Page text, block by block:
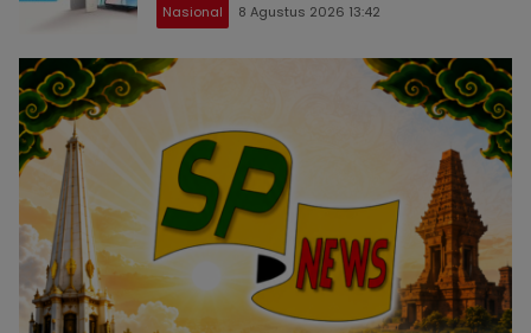
Nasional 8 Agustus 2026 13:42